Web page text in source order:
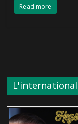
Read more
L'international